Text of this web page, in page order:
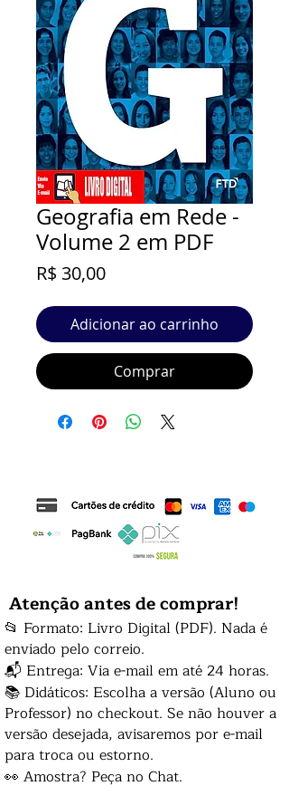
Geografia em Rede -
Volume 2 em PDF
R$ 30,00Preço
Adicionar ao carrinho
Comprar
Atenção antes de comprar!
📂 Formato: Livro Digital (PDF). Nada é
enviado pelo correio.
📬 Entrega: Via e-mail em até 24 horas.
📚 Didáticos: Escolha a versão (Aluno ou
Professor) no checkout. Se não houver a
versão desejada, avisaremos por e-mail
para troca ou estorno.
👀 Amostra? Peça no Chat.